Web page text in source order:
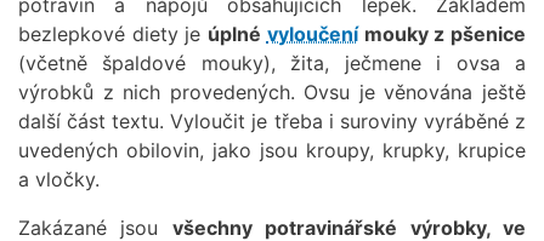
bezlepkové diety je úplné vyloučenímouky z pšenice
(včetně špaldové mouky), žita, ječmene i ovsa a
výrobků z nich provedených. Ovsu je věnována ještě
další část textu. Vyloučit je třeba i suroviny vyráběné z
uvedených obilovin, jako jsou kroupy, krupky, krupice
a vločky.
Zakázané jsou všechny potravinářské výrobky, ve